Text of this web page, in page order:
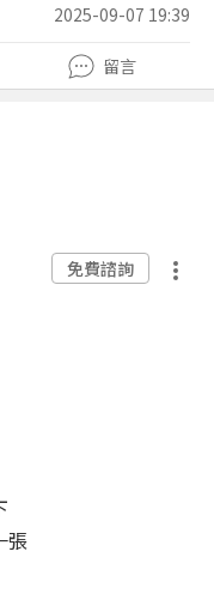
2025-09-07 19:39
留言
免費諮詢
張